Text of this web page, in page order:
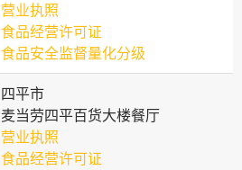
营业执照
食品经营许可证
食品安全监督量化分级
四平市
麦当劳四平百货大楼餐厅
营业执照
食品经营许可证